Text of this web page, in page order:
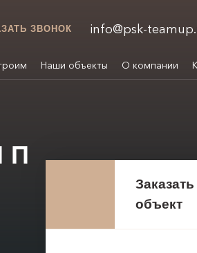
ЗВОНОК info@psk-
Наши объекты О компании
П
объект